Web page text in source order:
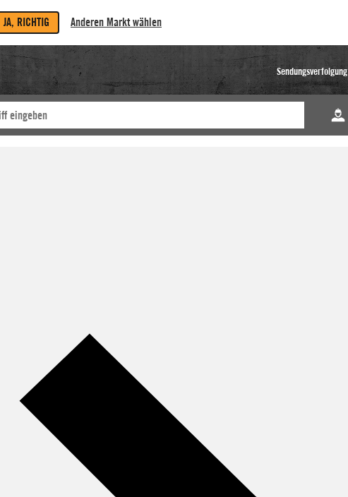
JA, RICHTIG Anderen Markt wählen
Sendungsverfolgung